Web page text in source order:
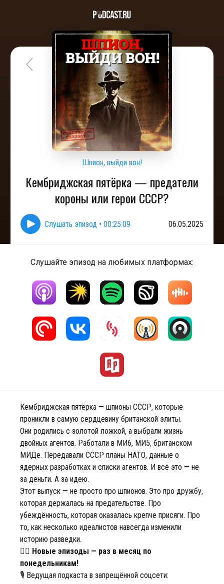
Шпион, выйди вон!
Кембриджская пятёрка — предатели
короны или герои СССР?
Слушать эпизод • 00:25:09 06.05.2025
Слушайте эпизод на любимых платформах:
Кембриджская пятёрка — шпионы СССР, которые
проникли в самую сердцевину британской элиты.
Они родились с золотой ложкой, а выбрали жизнь
двойных агентов. Работали в МИ6, МИ5, британском
МИДе. Передавали СССР планы НАТО, данные о
ядерных разработках и списки агентов. И всё это — не
за деньги. А за идею.
Этот выпуск — не просто про шпионов. Это про дружбу,
которая держалась на предательстве. Про
убеждённость, которая оказалась крепче присяги. Про
то, как несколько идеалистов навсегда изменили
историю разведки.
❤️‍🔥 Новые эпизоды — раз в месяц по
понедельникам!
🎙 Ведущая подкаста в запрещённой соцсети: